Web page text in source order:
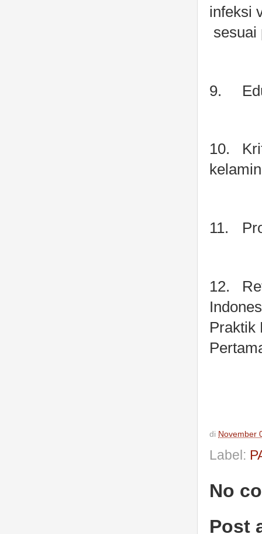
infeksi
sesuai
9.
10.
11.
12.
Praktik
di November
Label:
No
Post